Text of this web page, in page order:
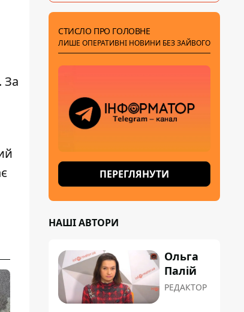
За
СТИСЛО ПРО ГОЛОВНЕ
ЛИШЕ ОПЕРАТИВНІ НОВИНИ БЕЗ ЗАЙВОГО
ПЕРЕГЛЯНУТИ
НАШІ АВТОРИ
Ольга
Палій
РЕДАКТОР